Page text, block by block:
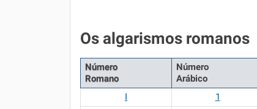
Os algarismos romanos
Número
Romano
Número
Arábico
I
1